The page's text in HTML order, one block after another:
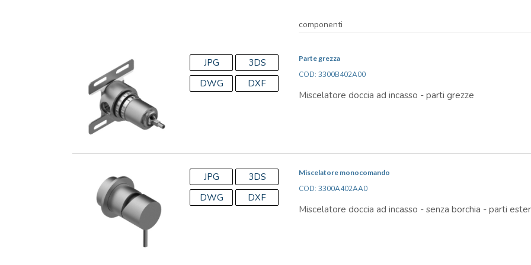
componenti
JPG
3DS
DWG
DXF
Parte grezza
COD: 3300B402A00
Miscelatore doccia ad incasso - parti grezze
JPG
3DS
DWG
DXF
Miscelatore monocomando
COD: 3300A402AA0
Miscelatore doccia ad incasso - senza borchia - parti